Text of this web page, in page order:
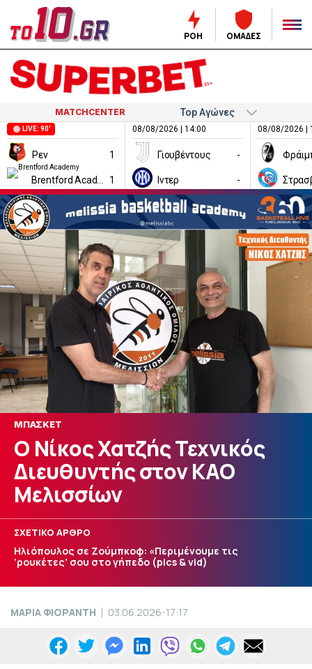
ΡΟΗ ΟΜΑΔΕΣ
MATCHCENTER
LIVE: 90'
Ρεν 1
1
08/08/2026 | 14:00
Γιουβέντους -
Ιντερ -
08/08/2026 |
ΜΠΑΣΚΕΤ
Ο Νίκος Χατζής Τεχνικός
Διευθυντής στον ΚΑΟ
Μελισσίων
ΣΧΕΤΙΚΟ ΑΡΘΡΟ
Ηλιόπουλος σε Ζούμπκοφ: «Περιμένουμε τις
‘ρουκέτες’ σου στο γήπεδο (pics & vid)
ΜΑΡΙΑ ΦΙΟΡΑΝΤΗ 03.06.2026-17:17